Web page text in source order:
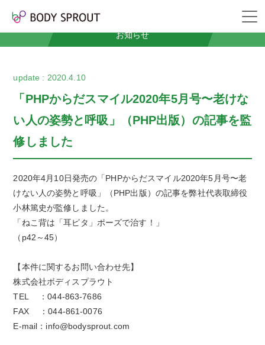
お知らせ
2020.4.10
「PHPからだスマイル2020年5月号〜老けな
い人の姿勢と呼吸」（PHP出版）の記事を監
修しました
2020年4月10日発売の「PHPからだスマイル2020年5月号〜老
けない人の姿勢と呼吸」（PHP出版）の記事を弊社代表取締役
小林篤史が監修しました。
「ねこ背は「耳ピタ」ポーズで治す！」
（ p42 ～45）
【本件に関するお問い合わせ先】
株式会社ボディスプラウト
TEL
：044-863-7686
FAX
：044-861-0076
E-mail ： info@bodysprout.com